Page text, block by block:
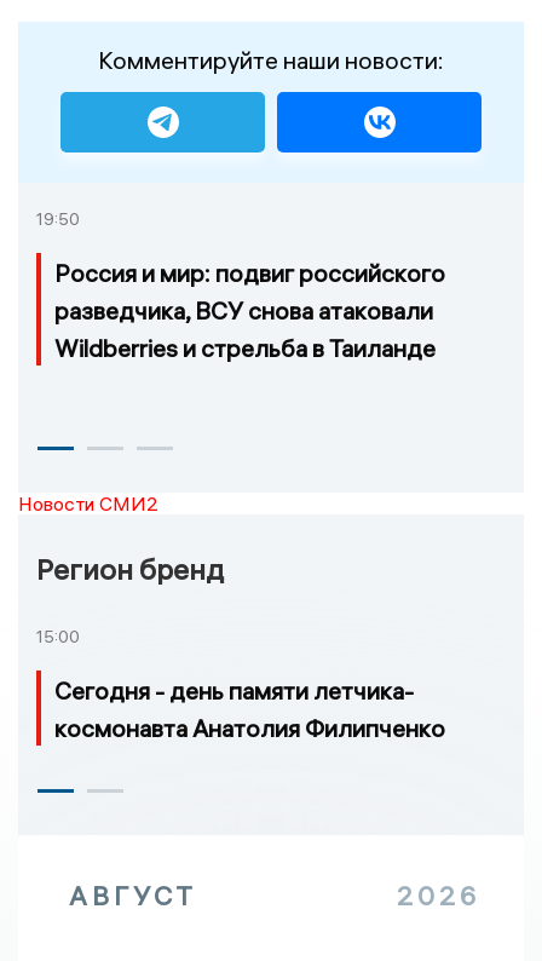
Комментируйте наши новости:
19:50
Россия и мир: подвиг российского
разведчика, ВСУ снова атаковали
Wildberries и стрельба в Таиланде
Новости СМИ2
Регион бренд
15:00
Сегодня - день памяти летчика-
космонавта Анатолия Филипченко
АВГУСТ 2026